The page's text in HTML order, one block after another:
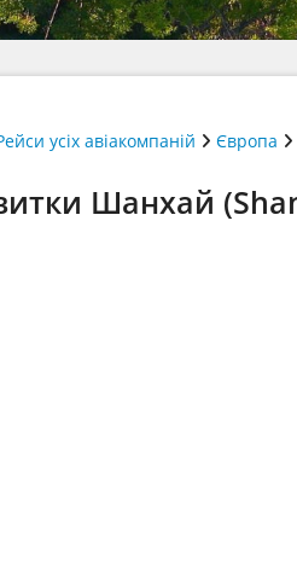
усіх авіакомпаній Європа
Шанхай